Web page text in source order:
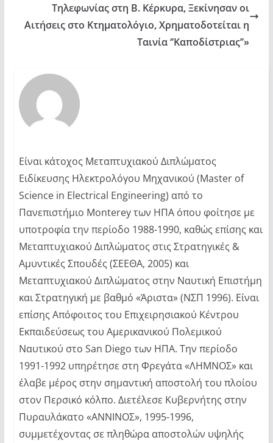
Τηλεφωνίας στη Β. Κέρκυρα, Ξεκίνησαν οι
Αιτήσεις στο Κτηματολόγιο, Χρηματοδοτείται η
Ταινία ‘’Καποδίστριας’’»
Είναι κάτοχος Μεταπτυχιακού Διπλώματος
Ειδίκευσης Ηλεκτρολόγου Μηχανικού (Master of
Science in Electrical Engineering) από το
Πανεπιστήμιο Monterey των ΗΠΑ όπου φοίτησε με
υποτροφία την περίοδο 1988-1990, καθώς επίσης και
Μεταπτυχιακού Διπλώματος στις Στρατηγικές &
Αμυντικές Σπουδές (ΣΕΕΘΑ, 2005) και
Μεταπτυχιακού Διπλώματος στην Ναυτική Επιστήμη
και Στρατηγική με βαθμό «Άριστα» (ΝΣΠ 1996). Είναι
επίσης Απόφοιτος του Επιχειρησιακού Κέντρου
Εκπαιδεύσεως του Αμερικανικού Πολεμικού
Ναυτικού στο San Diego των ΗΠΑ. Την περίοδο
1991-1992 υπηρέτησε στη Φρεγάτα «ΛΗΜΝΟΣ» και
έλαβε μέρος στην σημαντική αποστολή του πλοίου
στον Περσικό κόλπο. Διετέλεσε Κυβερνήτης στην
Πυραυλάκατο «ΑΝΝΙΝΟΣ», 1995-1996,
συμμετέχοντας σε πληθώρα αποστολών υψηλής